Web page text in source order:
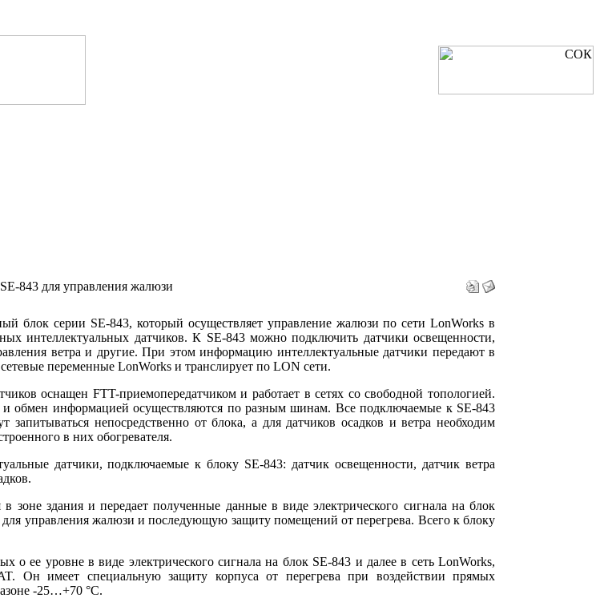
843 для управления жалюзи
блок серии SE-843, который осуществляет управление жалюзи по сети LonWorks в
интеллектуальных датчиков. К SE-843 можно подключить датчики освещенности,
ветра и другие. При этом информацию интеллектуальные датчики передают в
переменные LonWorks и транслирует по LON сети.
оснащен FTT-приемопередатчиком и работает в сетях со свободной топологией.
и обмен информацией осуществляются по разным шинам. Все подключаемые к SE-843
непосредственно от блока, а для датчиков осадков и ветра необходим
в них обогревателя.
датчики, подключаемые к блоку SE-843: датчик освещенности, датчик ветра
зоне здания и передает полученные данные в виде электрического сигнала на блок
управления жалюзи и последующую защиту помещений от перегрева. Всего к блоку
о ее уровне в виде электрического сигнала на блок SE-843 и далее в сеть LonWorks,
Он имеет специальную защиту корпуса от перегрева при воздействии прямых
-25…+70 °С.